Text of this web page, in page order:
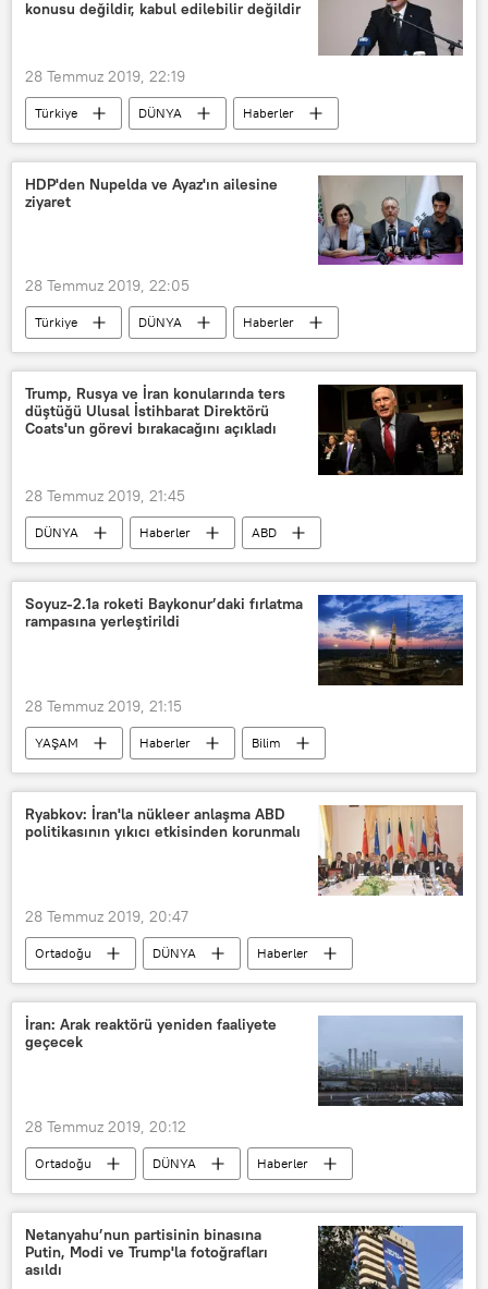
konusu değildir, kabul edilebilir değildir
28 Temmuz 2019, 22:19
Türkiye DÜNYA
Haberler
TÜRKİYE
Süleyman Soylu
Suriyeli sığınmacılar
HDP'den Nupelda ve Ayaz'ın ailesine
ziyaret
28 Temmuz 2019, 22:05
Türkiye DÜNYA
Haberler
TÜRKİYE
Tunceli
Ovacık
HDP
Sezai Temelli
Nupelda Güloğlu
Ayaz Güloğlu
Trump, Rusya ve İran konularında ters
düştüğü Ulusal İstihbarat Direktörü
Coats'un görevi bırakacağını açıkladı
28 Temmuz 2019, 21:45
DÜNYA Haberler
ABD
Donald Trump
Dan Coats
Soyuz-2.1a roketi Baykonur’daki fırlatma
rampasına yerleştirildi
28 Temmuz 2019, 21:15
YAŞAM Haberler
Bilim
DÜNYA
Asya & Pasifik
Kazakistan
Baykonur Uzay Üssü
Rusya
Ryabkov: İran'la nükleer anlaşma ABD
politikasının yıkıcı etkisinden korunmalı
28 Temmuz 2019, 20:47
Ortadoğu DÜNYA
Haberler
İran
Avusturya
Viyana
Kapsamlı Ortak Eylem Planı/KOEP
Çin
İran: Arak reaktörü yeniden faaliyete
geçecek
28 Temmuz 2019, 20:12
Ortadoğu DÜNYA
Haberler
İran
Arak ağır su reaktörü
Ali Ekber Salihi
Netanyahu’nun partisinin binasına
Putin, Modi ve Trump'la fotoğrafları
asıldı